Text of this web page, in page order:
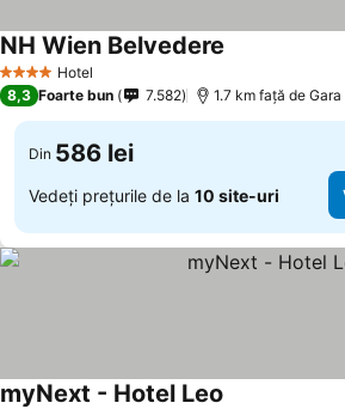
4 Stele Hotel
NH Wien Belvedere
8,3 Foarte bun 7.582 1.7 km faţă de
Din 586 lei
Vedeți prețurile de la 10 site-uri
myNext - Hotel Leo